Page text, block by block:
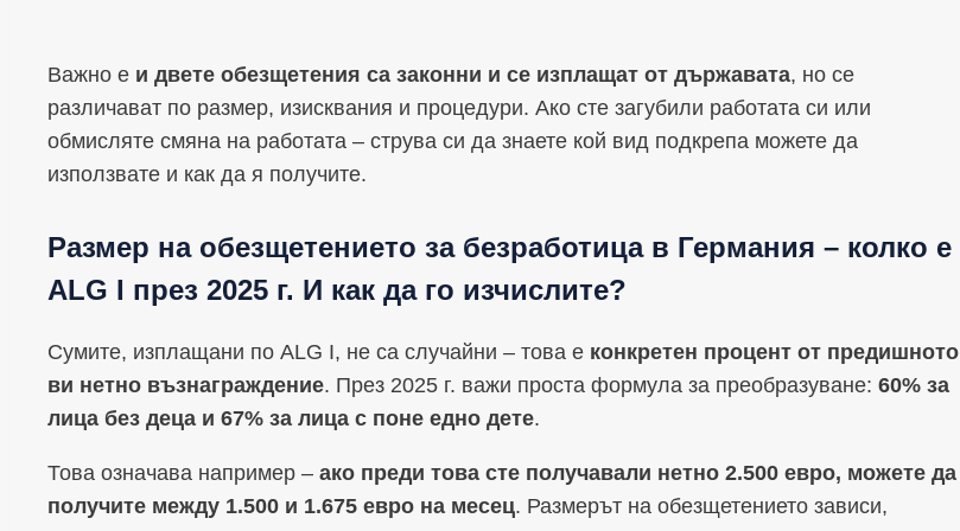
Важно е и двете обезщетения са законни и се изплащат от държавата, но се
различават по размер, изисквания и процедури. Ако сте загубили работата си или
обмисляте смяна на работата – струва си да знаете кой вид подкрепа можете да
използвате и как да я получите.
Размер на обезщетението за безработица в Германия – колко е
ALG I през 2025 г. И как да го изчислите?
Сумите, изплащани по ALG I, не са случайни – това е конкретен процент от предишното
ви нетно възнаграждение. През 2025 г. важи проста формула за преобразуване: 60% за
лица без деца и 67% за лица с поне едно дете.
Това означава например – ако преди това сте получавали нетно 2.500 евро, можете да
получите между 1.500 и 1.675 евро на месец. Размерът на обезщетението зависи,